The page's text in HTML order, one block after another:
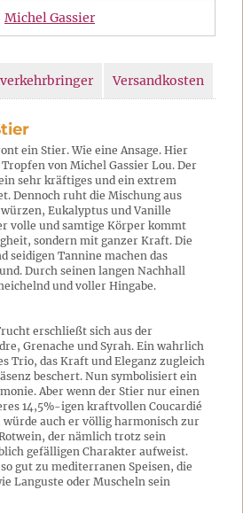
Michel Gassier
Versandkosten
ein Stier. Wie eine Ansage. Hier
von Michel Gassier Lou. Der
sehr kräftiges und ein extrem
Dennoch ruht die Mischung aus
Eukalyptus und Vanille
volle und samtige Körper kommt
sondern mit ganzer Kraft. Die
seidigen Tannine machen das
Durch seinen langen Nachhall
und voller Hingabe.
erschließt sich aus der
Grenache und Syrah. Ein wahrlich
Trio, das Kraft und Eleganz zugleich
beschert. Nun symbolisiert ein
Aber wenn der Stier nur einen
14,5%-igen kraftvollen Coucardié
auch er völlig harmonisch zur
der nämlich trotz sein
gefälligen Charakter aufweist.
gut zu mediterranen Speisen, die
Languste oder Muscheln sein